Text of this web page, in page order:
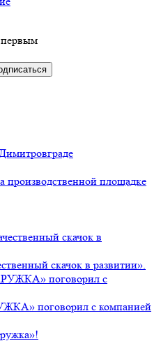
первым
площадке
скачок в развитии».
поговорил с компанией